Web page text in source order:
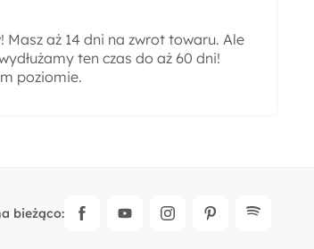
aż 14 dni na zwrot towaru. Ale
ten czas do aż 60 dni!
poziomie.
bieżąco: